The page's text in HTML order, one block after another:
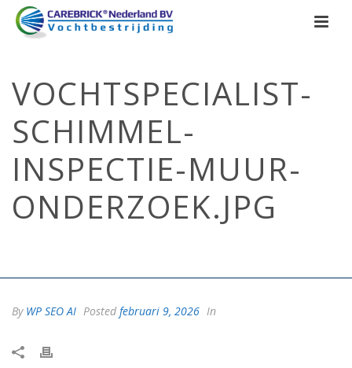
VOCHTSPECIALIST-
SCHIMMEL-
INSPECTIE-MUUR-
ONDERZOEK.JPG
By WP SEO AI Posted februari 9, 2026 In